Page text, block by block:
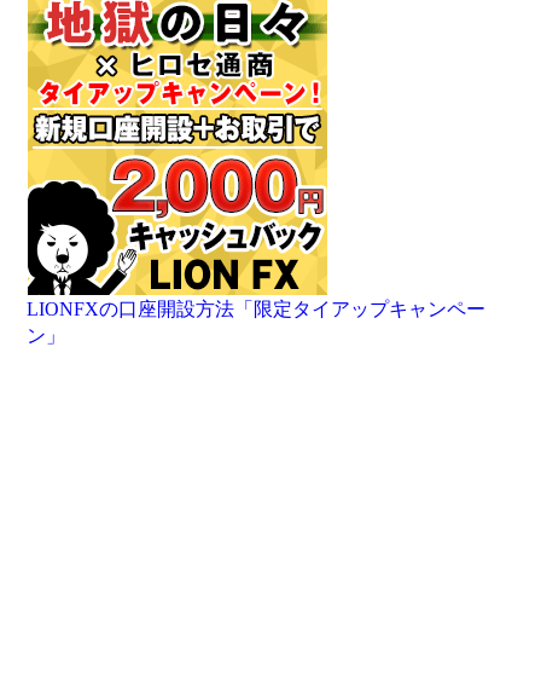
LIONFXの口座開設方法「限定タイアップキャンペー
ン」